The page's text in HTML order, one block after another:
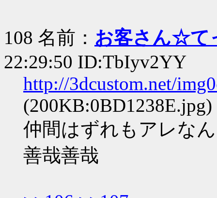
108 名前： お客さん☆て
22:29:50 ID:TbIyv2YY
http://3dcustom.net/
(200KB:0BD1238E.jpg)
仲間はずれもアレな
善哉善哉